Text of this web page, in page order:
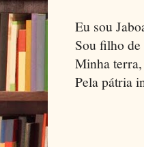
Eu sou
Sou filho de
Minha
Pela pátria